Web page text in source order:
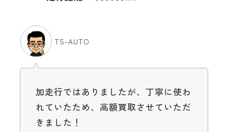
TS-AUTO
加走行ではありましたが、丁寧に使わ
れていたため、高額買取させていただ
きました！